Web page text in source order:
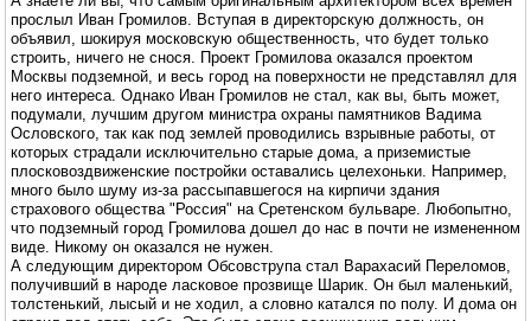
прослыл Иван Громилов. Вступая в директорскую должность, он
объявил, шокируя московскую общественность, что будет только
строить, ничего не снося. Проект Громилова оказался проектом
Москвы подземной, и весь город на поверхности не представлял для
него интереса. Однако Иван Громилов не стал, как вы, быть может,
подумали, лучшим другом министра охраны памятников Вадима
Ословского, так как под землей проводились взрывные работы, от
которых страдали исключительно старые дома, а приземистые
плосковоздвиженские постройки оставались целехоньки. Например,
много было шуму из-за рассыпавшегося на кирпичи здания
страхового общества "Россия" на Сретенском бульваре. Любопытно,
что подземный город Громилова дошел до нас в почти не измененном
виде. Никому он оказался не нужен.
А следующим директором Обсовструпа стал Варахасий Переломов,
получивший в народе ласковое прозвище Шарик. Он был маленький,
толстенький, лысый и не ходил, а словно катался по полу. И дома он